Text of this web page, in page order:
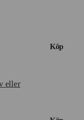
Köp